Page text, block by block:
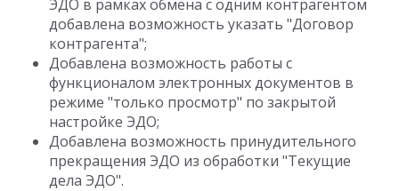
ЭДО в рамках обмена с одним контрагентом
добавлена возможность указать "Договор
контрагента";
Добавлена возможность работы с
функционалом электронных документов в
режиме "только просмотр" по закрытой
настройке ЭДО;
Добавлена возможность принудительного
прекращения ЭДО из обработки "Текущие
дела ЭДО".